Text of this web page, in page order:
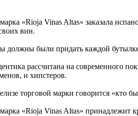
«Rioja Vinas Altas» заказала
вин.
должны были придать каждой
рассчитана на современного
и хипстеров.
торговой марки говорится «кто
«Rioja Vinas Altas» принадлежит